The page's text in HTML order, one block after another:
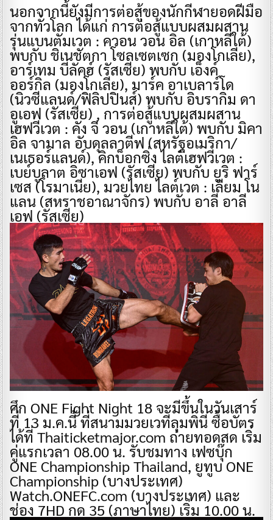
นอกจากนี้ยังมีการต่อสู้ของนักกีฬายอดฝีมือ
จากทั่วโลก ได้แก่ การต่อสู้แบบผสมผสาน
รุ่นแบนตัมเวต : ควอน วอน อิล (เกาหลีใต้)
พบกับ ชิเนชัตกา โซลเซตเซก (มองโกเลีย),
อาร์เทม บีลัคฮ์ (รัสเซีย) พบกับ เอ็งค์
ออร์กิล (มองโกเลีย), มาร์ค อาเบลาร์โด
(นิวซีแลนด์/ฟิลิปปินส์) พบกับ อิบรากิม ดา
อูเอฟ (รัสเซีย) , การต่อสู้แบบผสมผสาน
เฮฟวีเวต : คัง จี วอน (เกาหลีใต้) พบกับ มิคา
อิล จามาล อับดุลลาตีฟ (สหรัฐอเมริกา/
เนเธอร์แลนด์), คิกบ็อกซิ่ง ไลต์เฮฟวีเวต :
เบย์บูลาต อิซาเอฟ (รัสเซีย) พบกับ ยูริ ฟาร์
เซส (โรมาเนีย), มวยไทย ไลต์เวต : เลียม โน
แลน (สหราชอาณาจักร) พบกับ อาลี อาลี
เอฟ (รัสเซีย)
ศึก ONE Fight Night 18 จะมีขึ้นในวันเสาร์
ที่ 13 ม.ค.นี้ ที่สนามมวยเวทีลุมพินี ซื้อบัตร
ได้ที่ Thaiticketmajor.com ถ่ายทอดสด เริ่ม
คู่แรกเวลา 08.00 น. รับชมทาง เฟซบุ๊ก
ONE Championship Thailand, ยูทูบ ONE
Championship (บางประเทศ)
Watch.ONEFC.com (บางประเทศ) และ
ช่อง 7HD กด 35 (ภาษาไทย) เริ่ม 10.00 น.